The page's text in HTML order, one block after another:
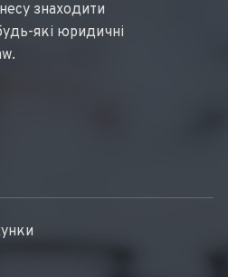
знаходити
які юридичні